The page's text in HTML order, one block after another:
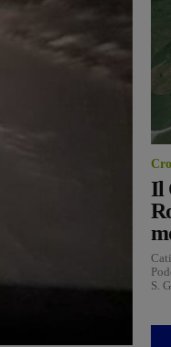
Il
S.